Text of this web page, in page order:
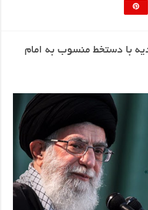
با دستخط منسوب به امام